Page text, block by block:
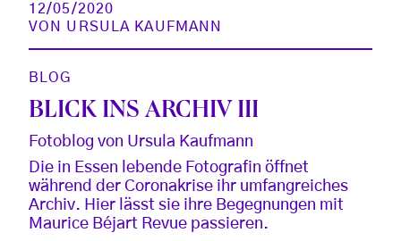
12/05/2020
VON URSULA KAUFMANN
BLOG
BLICK INS ARCHIV III
Fotoblog von Ursula Kaufmann
Die in Essen lebende Fotografin öffnet
während der Coronakrise ihr umfangreiches
Archiv. Hier lässt sie ihre Begegnungen mit
Maurice Béjart Revue passieren.